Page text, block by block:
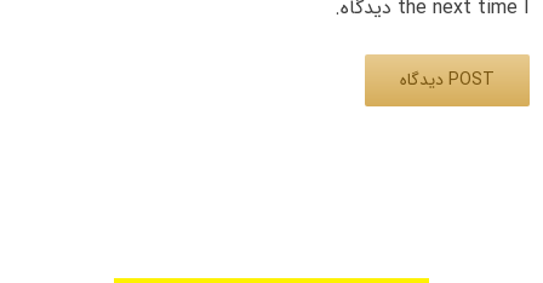
the next time I دیدگاه.